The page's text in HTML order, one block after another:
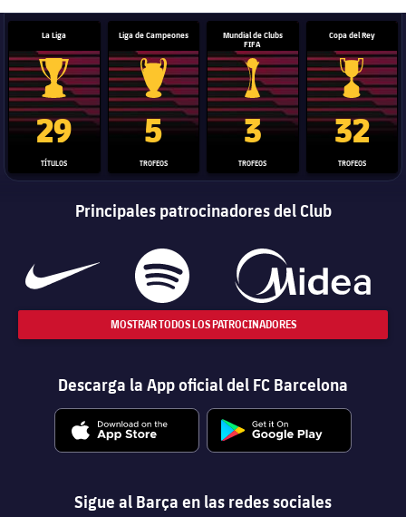
La Liga
Trofeo de La Liga
29
TÍTULOS
Liga de Campeones
Trofeo de la Liga de Campeones
5
TROFEOS
Mundial de Clubs
FIFA
Trofeo del Mundial de
3
TROFEOS
Copa del Rey
Copa del
32
TROFEOS
Principales patrocinadores del Club
MOSTRAR TODOS LOS PATROCINADORES
Descarga la App oficial del FC Barcelona
Sigue al Barça en las redes sociales